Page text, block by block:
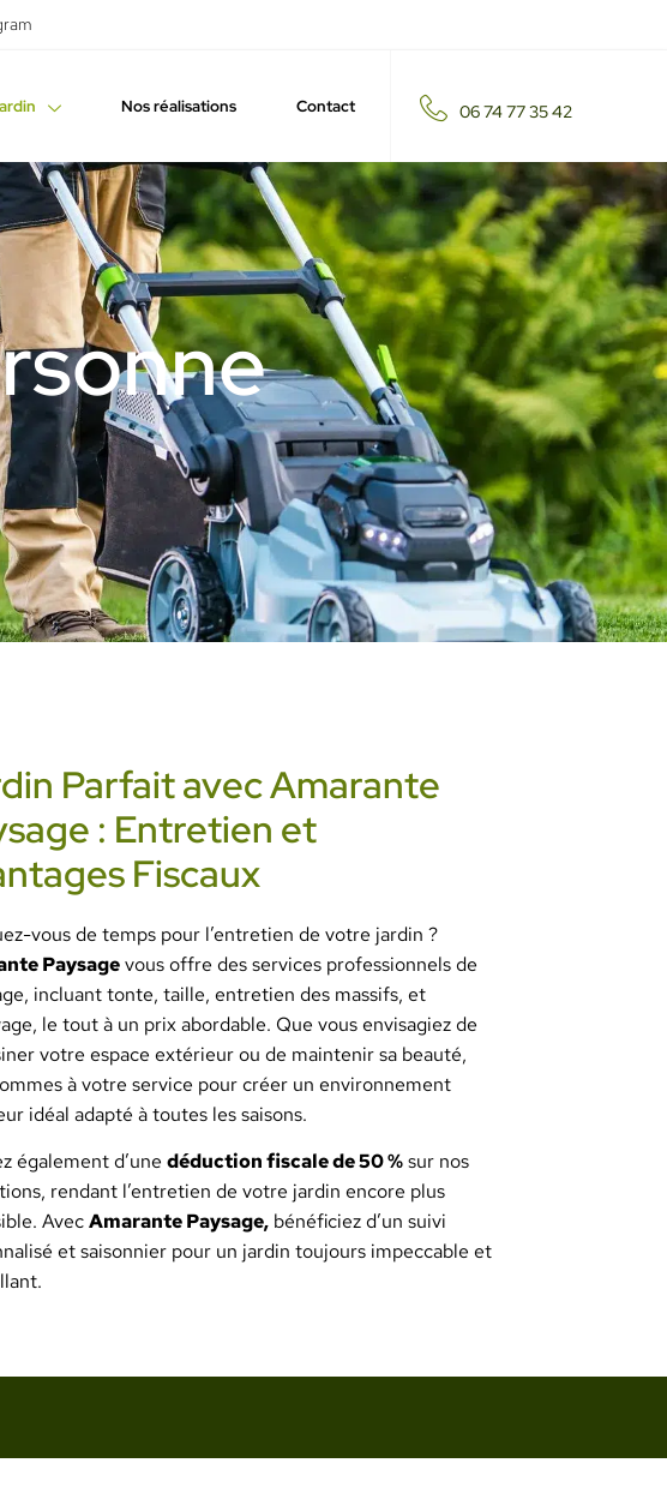
Nos réalisations Contact 06 74 77 35 42
Parfait avec Amarante
: Entretien et
Fiscaux
vous de temps pour l’entretien de votre jardin ?
Paysagevous offre des services professionnels de
incluant tonte, taille, entretien des massifs, et
le tout à un prix abordable. Que vous envisagiez de
votre espace extérieur ou de maintenir sa beauté,
à votre service pour créer un environnement
idéal adapté à toutes les saisons.
également d’une déduction fiscale de 50 %sur nos
rendant l’entretien de votre jardin encore plus
AvecAmarante Paysage, bénéficiez d’un suivi
et saisonnier pour un jardin toujours impeccable et